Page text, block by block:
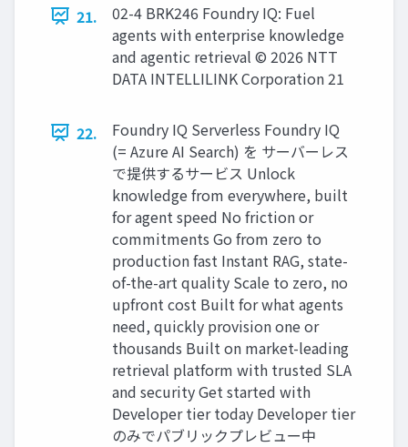
21.
02-4 BRK246 Foundry IQ: Fuel
agents with enterprise knowledge
and agentic retrieval © 2026 NTT
DATA INTELLILINK Corporation 21
22.
Foundry IQ Serverless Foundry IQ
(= Azure AI Search) を サーバーレス
で提供するサービス Unlock
knowledge from everywhere, built
for agent speed No friction or
commitments Go from zero to
production fast Instant RAG, state-
of-the-art quality Scale to zero, no
upfront cost Built for what agents
need, quickly provision one or
thousands Built on market-leading
retrieval platform with trusted SLA
and security Get started with
Developer tier today Developer tier
のみでパブリックプレビュー中